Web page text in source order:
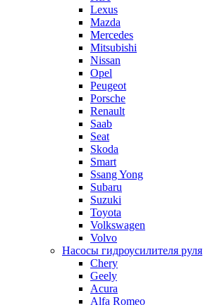
Lexus
Mazda
Mercedes
Mitsubishi
Nissan
Opel
Peugeot
Porsche
Renault
Saab
Seat
Skoda
Smart
Ssang Yong
Subaru
Suzuki
Toyota
Volkswagen
Volvo
Насосы гидроусилителя руля
Chery
Geely
Acura
Alfa Romeo